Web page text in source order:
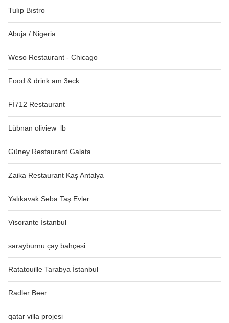
Tulıp Bıstro
Abuja / Nigeria
Weso Restaurant - Chicago
Food & drink am 3eck
Fİ712 Restaurant
Lübnan oliview_lb
Güney Restaurant Galata
Zaika Restaurant Kaş Antalya
Yalıkavak Seba Taş Evler
Visorante İstanbul
sarayburnu çay bahçesi
Ratatouille Tarabya İstanbul
Radler Beer
qatar villa projesi